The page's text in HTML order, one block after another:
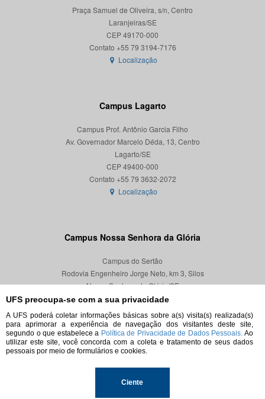
UFS preocupa-se com a sua privacidade
A UFS poderá coletar informações básicas sobre a(s) visita(s) realizada(s)
para aprimorar a experiência de navegação dos visitantes deste site,
segundo o que estabelece a Política de Privacidade de Dados Pessoais. Ao
utilizar este site, você concorda com a coleta e tratamento de seus dados
pessoais por meio de formulários e cookies.
Ciente
Praça Samuel de Oliveira, s/n, Centro
Laranjeiras/SE
CEP 49170-000
Localização
Campus Lagarto
Campus Prof. Antônio Garcia Filho
Av. Governador Marcelo Déda, 13, Centro
Lagarto/SE
CEP 49400-000
Localização
Campus Nossa Senhora da Glória
Campus do Sertão
Rodovia Engenheiro Jorge Neto, km 3, Silos
Nossa Senhora da Glória/SE
CEP 49680-000
Localização
© 2026. Todos os direitos reservados.
Universidade Federal de Sergipe.